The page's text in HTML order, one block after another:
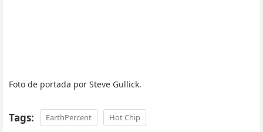
Foto de portada por Steve Gullick.
Tags: EarthPercent Hot Chip